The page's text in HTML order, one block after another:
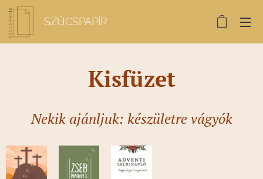
SZŰCSPAPÍR
Kisfüzet
Nekik ajánljuk: készületre vágyók